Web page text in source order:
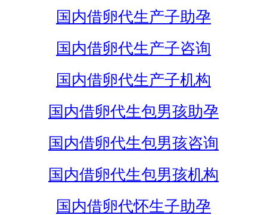
国内借卵代生产子助孕
国内借卵代生产子咨询
国内借卵代生产子机构
国内借卵代生包男孩助孕
国内借卵代生包男孩咨询
国内借卵代生包男孩机构
国内借卵代怀生子助孕